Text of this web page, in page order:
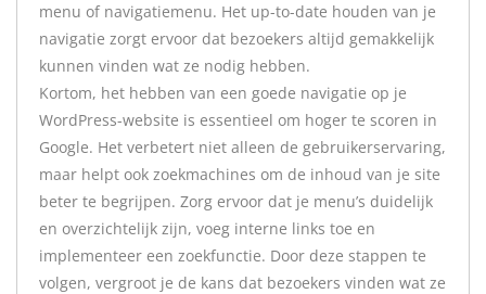
menu of navigatiemenu. Het up-to-date houden van je
navigatie zorgt ervoor dat bezoekers altijd gemakkelijk
kunnen vinden wat ze nodig hebben.
Kortom, het hebben van een goede navigatie op je
WordPress-website is essentieel om hoger te scoren in
Google. Het verbetert niet alleen de gebruikerservaring,
maar helpt ook zoekmachines om de inhoud van je site
beter te begrijpen. Zorg ervoor dat je menu’s duidelijk
en overzichtelijk zijn, voeg interne links toe en
implementeer een zoekfunctie. Door deze stappen te
volgen, vergroot je de kans dat bezoekers vinden wat ze